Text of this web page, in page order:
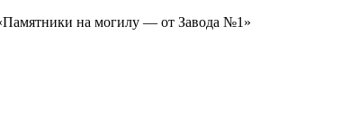
на могилу — от Завода №1»